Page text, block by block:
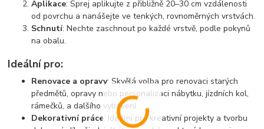
Aplikace: Sprej aplikujte z přibližně 20–30 cm vzdálenosti
od povrchu a nanášejte ve tenkých, rovnoměrných vrstvách.
Schnutí: Nechte zaschnout po každé vrstvě, podle pokynů
na obalu.
Ideální pro:
Renovace a opravy: Skvělá volba pro renovaci starých
předmětů, opravy nebo personalizaci nábytku, jízdních kol,
rámečků, a dalšího vybavení.
Dekorativní práce: Ideální pro kreativní projekty a tvorbu